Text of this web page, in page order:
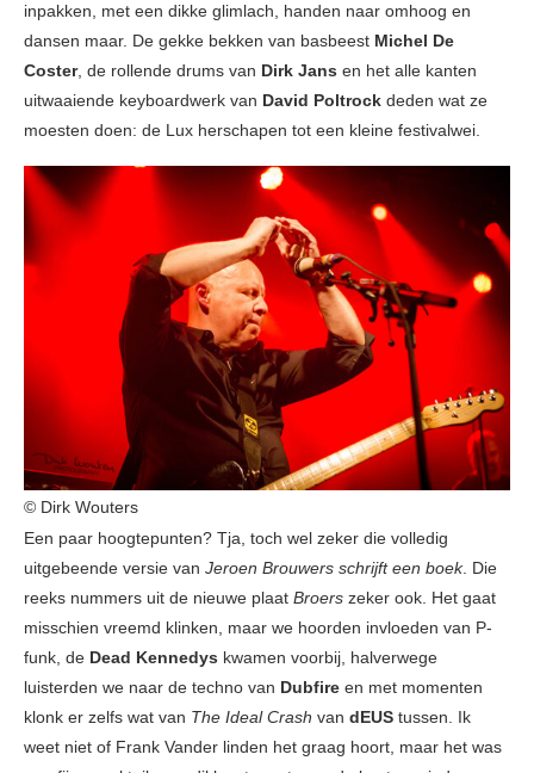
inpakken, met een dikke glimlach, handen naar omhoog en
dansen maar. De gekke bekken van basbeest Michel De
Coster, de rollende drums van Dirk Jans en het alle kanten
uitwaaiende keyboardwerk van David Poltrock deden wat ze
moesten doen: de Lux herschapen tot een kleine festivalwei.
© Dirk Wouters
Een paar hoogtepunten? Tja, toch wel zeker die volledig
uitgebeende versie van Jeroen Brouwers schrijft een boek. Die
reeks nummers uit de nieuwe plaat Broers zeker ook. Het gaat
misschien vreemd klinken, maar we hoorden invloeden van P-
funk, de Dead Kennedys kwamen voorbij, halverwege
luisterden we naar de techno van Dubfire en met momenten
klonk er zelfs wat van The Ideal Crash van dEUS tussen. Ik
weet niet of Frank Vander linden het graag hoort, maar het was